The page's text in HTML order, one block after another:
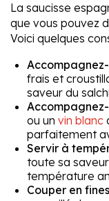
La saucisse
que vous pouvez
Voici quelques
frais et
saveur du
ou un vin blanc
parfaitement
Servir à
toute sa
température
Couper en